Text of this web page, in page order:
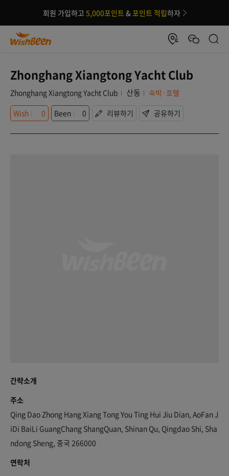
회원 가입하고 5,000포인트 &포인트 적립하자
Zhonghang Xiangtong Yacht Club
Zhonghang Xiangtong Yacht Club 산동
숙박·호텔
Wish
0 Been 0 리뷰하기 공유하기
간략소개
주소
Qing Dao Zhong Hang Xiang Tong You Ting Hui Jiu Dian, AoFan J
iDi BaiLi GuangChang ShangQuan, Shinan Qu, Qingdao Shi, Sha
ndong Sheng, 중국 266000
연락처